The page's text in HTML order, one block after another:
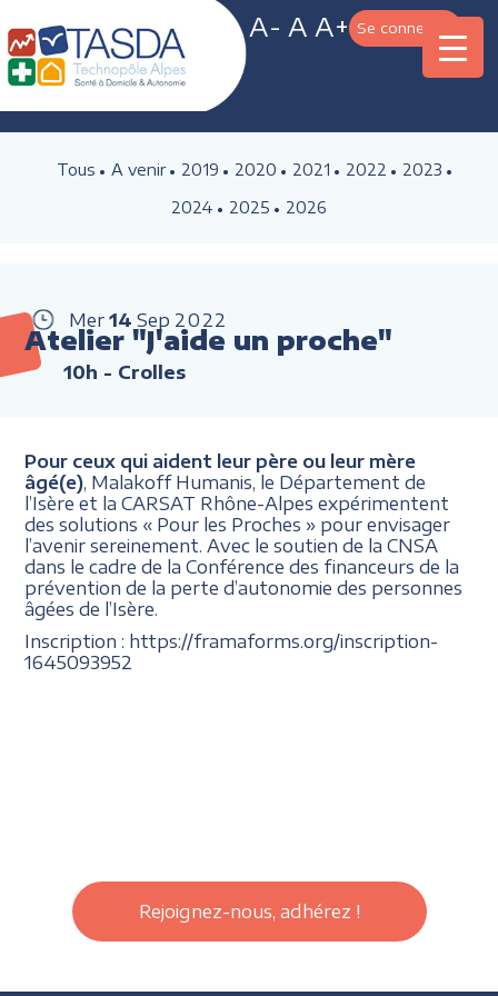
A- A A+ Se connecter
Tous A venir 2019 2020 2021 2022
2023
2024
2025 2026
Mer 14 Sep 2022
Atelier "J'aide un proche"
10h - Crolles
Pour ceux qui aident leur père ou leur mère
âgé(e) , Malakoff Humanis, le Département de
l’Isère et la CARSAT Rhône-Alpes expérimentent
des solutions « Pour les Proches » pour envisager
l’avenir sereinement. Avec le soutien de la CNSA
dans le cadre de la Conférence des financeurs de la
prévention de la perte d’autonomie des personnes
âgées de l’Isère.
Inscription : https://framaforms.org/inscription-
1645093952
Rejoignez-nous, adhérez !